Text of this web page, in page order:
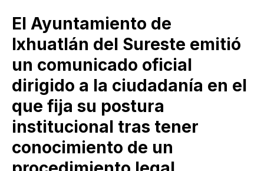
El Ayuntamiento de
Ixhuatlán del Sureste emitió
un comunicado oficial
dirigido a la ciudadanía en el
que fija su postura
institucional tras tener
conocimiento de un